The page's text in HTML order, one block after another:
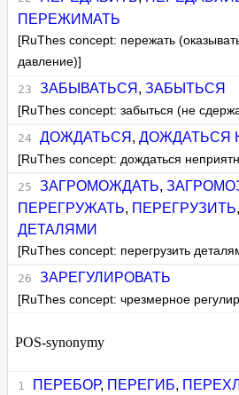
ПЕРЕЖИМАТЬ
[RuThes concept: пережать
давление)]
ЗАБЫВАТЬСЯ , ЗАБЫТЬСЯ
[RuThes concept: забыться (не
ДОЖДАТЬСЯ , ДОЖДАТЬСЯ
[RuThes concept: дождаться
ЗАГРОМОЖДАТЬ,
ПЕРЕГРУЖАТЬ, ПЕРЕГРУЗИТЬ,
ДЕТАЛЯМИ
[RuThes concept: перегрузить
ЗАРЕГУЛИРОВАТЬ
[RuThes concept: чрезмерное
POS-synonymy
ПЕРЕБОР, ПЕРЕГИБ,